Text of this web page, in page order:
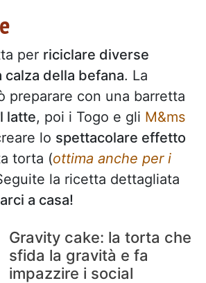
per riciclare diverse
della befana. La
preparare con una barretta
latte, poi i Togo e gli M&ms
lo spettacolare effetto
torta (ottima anche per i
la ricetta dettagliata
a casa!
Gravity cake: la torta che
sfida la gravità e fa
impazzire i social